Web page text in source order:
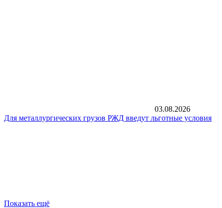
03.08.2026
Для металлургических грузов РЖД введут льготные условия
Показать ещё